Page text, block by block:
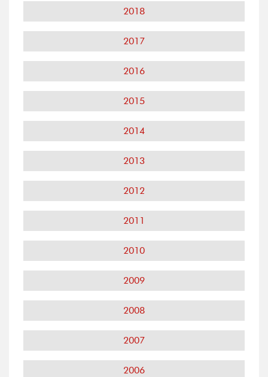
2018
2017
2016
2015
2014
2013
2012
2011
2010
2009
2008
2007
2006